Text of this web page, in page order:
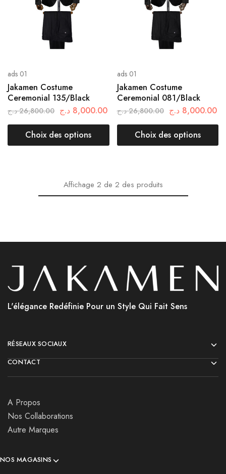
ads 01
Jakamen Costume
Ceremonial 135/Black
26,800.00 د.ج 8,000.00 د.ج
Choix des options
ads 01
Jakamen Costume
Ceremonial 081/Black
26,800.00 د.ج 8,000.00 د.ج
Choix des options
Affichage 2 de 2 des produits
L'élégance Redéfinie Pour un Style Qui Fait Sens
RÉSEAUX SOCIAUX
CONTACT
A Propos
Nos Collaborations
Autre Marques
NOS MAGASINS